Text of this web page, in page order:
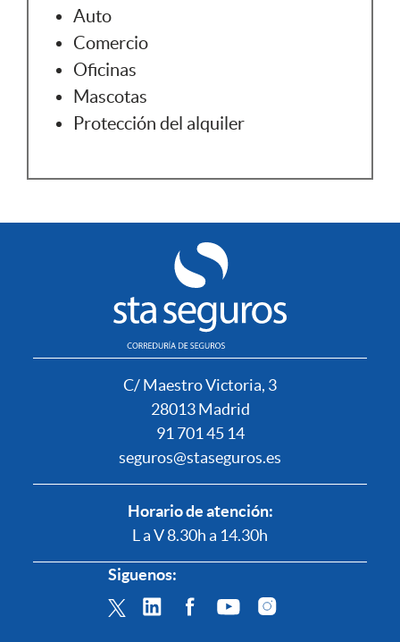
Auto
Comercio
Oficinas
Mascotas
Protección del alquiler
C/ Maestro Victoria, 3
28013 Madrid
91 701 45 14
seguros@staseguros.es
Horario de atención:
L a V 8.30h a 14.30h
Siguenos: